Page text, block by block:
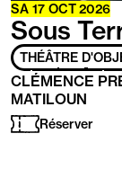
Sous
SA 17 OCT2026
THÉÂTRE
CLÉMENCE
MATILOUN
Réserver